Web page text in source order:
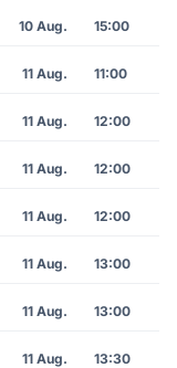
10 Aug. 15:00
11 Aug. 11:00
11 Aug. 12:00
11 Aug. 12:00
11 Aug. 12:00
11 Aug. 13:00
11 Aug. 13:00
11 Aug. 13:30